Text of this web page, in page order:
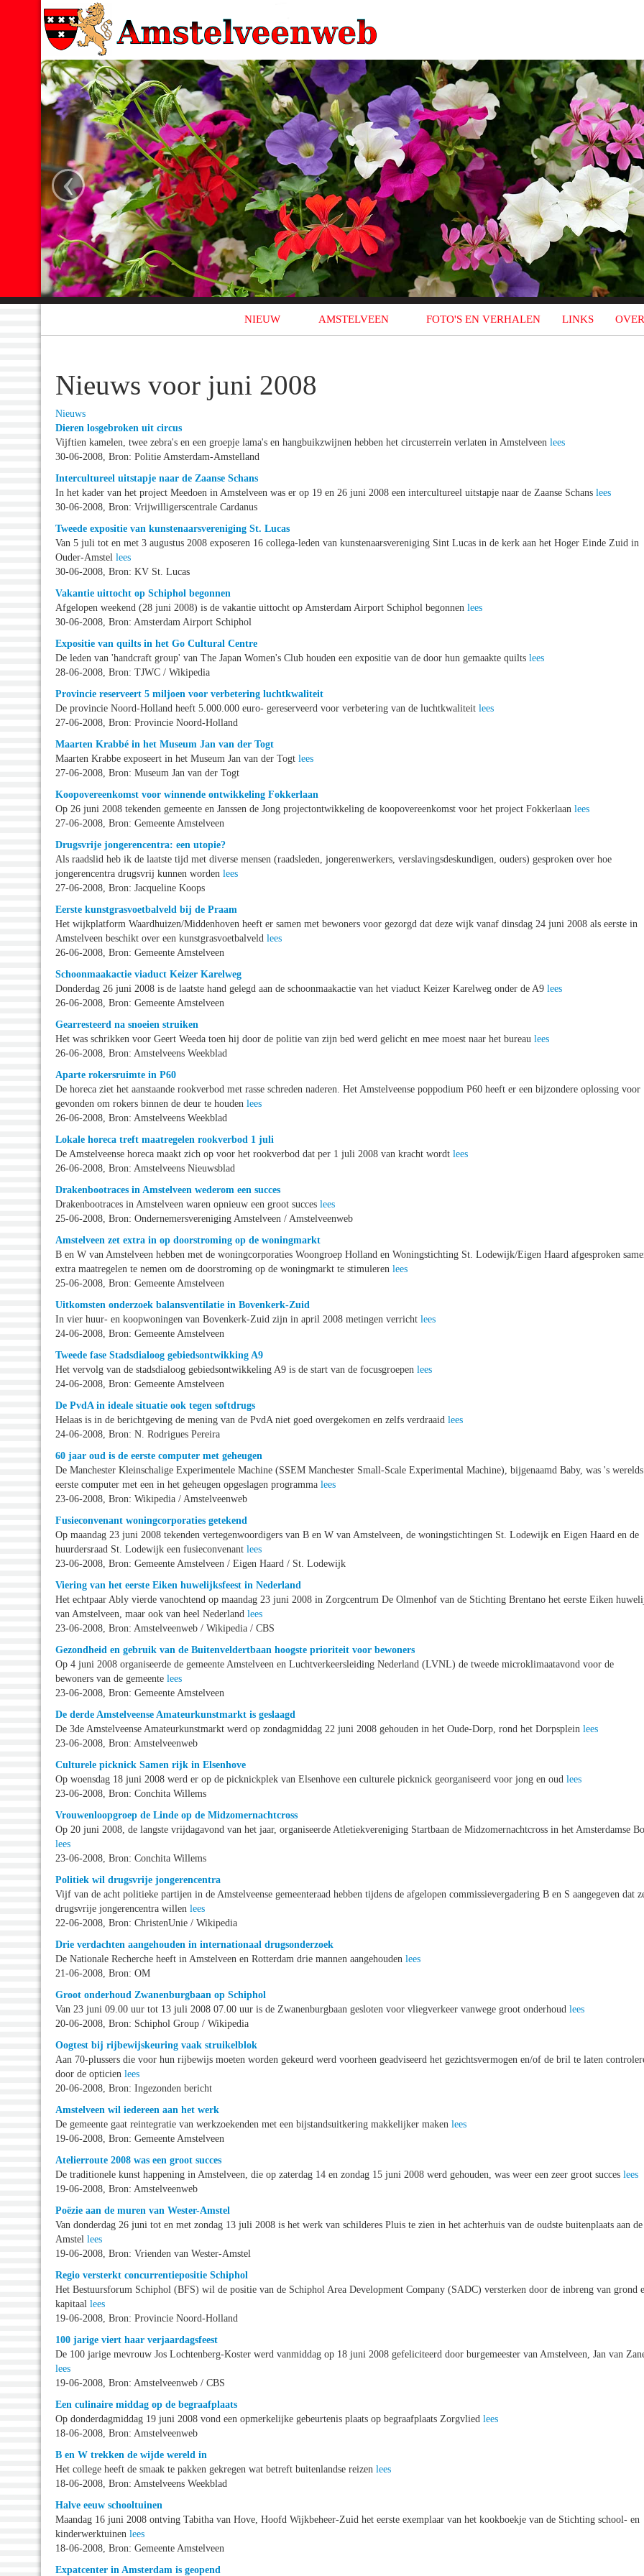
‹
NIEUW AMSTELVEEN FOTO'S EN VERHALEN LINKS
Nieuws voor juni 2008
Nieuws
Dieren losgebroken uit circus
Vijftien kamelen, twee zebra's en een groepje lama's en hangbuikzwijnen hebben het circusterrein verlaten in Amstelveen lees
30-06-2008, Bron: Politie Amsterdam-Amstelland
Intercultureel uitstapje naar de Zaanse Schans
In het kader van het project Meedoen in Amstelveen was er op 19 en 26 juni 2008 een intercultureel uitstapje naar de Zaanse Schans lees
30-06-2008, Bron: Vrijwilligerscentrale Cardanus
Tweede expositie van kunstenaarsvereniging St. Lucas
Van 5 juli tot en met 3 augustus 2008 exposeren 16 collega-leden van kunstenaarsvereniging Sint Lucas in de kerk aan het Hoger Einde Zuid in
Ouder-Amstel lees
30-06-2008, Bron: KV St. Lucas
Vakantie uittocht op Schiphol begonnen
Afgelopen weekend (28 juni 2008) is de vakantie uittocht op Amsterdam Airport Schiphol begonnen lees
30-06-2008, Bron: Amsterdam Airport Schiphol
Expositie van quilts in het Go Cultural Centre
De leden van 'handcraft group' van The Japan Women's Club houden een expositie van de door hun gemaakte quilts lees
28-06-2008, Bron: TJWC / Wikipedia
Provincie reserveert 5 miljoen voor verbetering luchtkwaliteit
De provincie Noord-Holland heeft 5.000.000 euro- gereserveerd voor verbetering van de luchtkwaliteit lees
27-06-2008, Bron: Provincie Noord-Holland
Maarten Krabbé in het Museum Jan van der Togt
Maarten Krabbe exposeert in het Museum Jan van der Togt lees
27-06-2008, Bron: Museum Jan van der Togt
Koopovereenkomst voor winnende ontwikkeling Fokkerlaan
Op 26 juni 2008 tekenden gemeente en Janssen de Jong projectontwikkeling de koopovereenkomst voor het project Fokkerlaan lees
27-06-2008, Bron: Gemeente Amstelveen
Drugsvrije jongerencentra: een utopie?
Als raadslid heb ik de laatste tijd met diverse mensen (raadsleden, jongerenwerkers, verslavingsdeskundigen, ouders) gesproken over hoe
jongerencentra drugsvrij kunnen worden lees
27-06-2008, Bron: Jacqueline Koops
Eerste kunstgrasvoetbalveld bij de Praam
Het wijkplatform Waardhuizen/Middenhoven heeft er samen met bewoners voor gezorgd dat deze wijk vanaf dinsdag 24 juni 2008 als eerste in
Amstelveen beschikt over een kunstgrasvoetbalveld lees
26-06-2008, Bron: Gemeente Amstelveen
Schoonmaakactie viaduct Keizer Karelweg
Donderdag 26 juni 2008 is de laatste hand gelegd aan de schoonmaakactie van het viaduct Keizer Karelweg onder de A9 lees
26-06-2008, Bron: Gemeente Amstelveen
Gearresteerd na snoeien struiken
Het was schrikken voor Geert Weeda toen hij door de politie van zijn bed werd gelicht en mee moest naar het bureau lees
26-06-2008, Bron: Amstelveens Weekblad
Aparte rokersruimte in P60
De horeca ziet het aanstaande rookverbod met rasse schreden naderen. Het Amstelveense poppodium P60 heeft er een bijzondere oplossing voor
gevonden om rokers binnen de deur te houden lees
26-06-2008, Bron: Amstelveens Weekblad
Lokale horeca treft maatregelen rookverbod 1 juli
De Amstelveense horeca maakt zich op voor het rookverbod dat per 1 juli 2008 van kracht wordt lees
26-06-2008, Bron: Amstelveens Nieuwsblad
Drakenbootraces in Amstelveen wederom een succes
Drakenbootraces in Amstelveen waren opnieuw een groot succes lees
25-06-2008, Bron: Ondernemersvereniging Amstelveen / Amstelveenweb
Amstelveen zet extra in op doorstroming op de woningmarkt
B en W van Amstelveen hebben met de woningcorporaties Woongroep Holland en Woningstichting St. Lodewijk/Eigen Haard afgesproken
extra maatregelen te nemen om de doorstroming op de woningmarkt te stimuleren lees
25-06-2008, Bron: Gemeente Amstelveen
Uitkomsten onderzoek balansventilatie in Bovenkerk-Zuid
In vier huur- en koopwoningen van Bovenkerk-Zuid zijn in april 2008 metingen verricht lees
24-06-2008, Bron: Gemeente Amstelveen
Tweede fase Stadsdialoog gebiedsontwikking A9
Het vervolg van de stadsdialoog gebiedsontwikkeling A9 is de start van de focusgroepen lees
24-06-2008, Bron: Gemeente Amstelveen
De PvdA in ideale situatie ook tegen softdrugs
Helaas is in de berichtgeving de mening van de PvdA niet goed overgekomen en zelfs verdraaid lees
24-06-2008, Bron: N. Rodrigues Pereira
60 jaar oud is de eerste computer met geheugen
De Manchester Kleinschalige Experimentele Machine (SSEM Manchester Small-Scale Experimental Machine), bijgenaamd Baby, was 's werelds
eerste computer met een in het geheugen opgeslagen programma lees
23-06-2008, Bron: Wikipedia / Amstelveenweb
Fusieconvenant woningcorporaties getekend
Op maandag 23 juni 2008 tekenden vertegenwoordigers van B en W van Amstelveen, de woningstichtingen St. Lodewijk en Eigen Haard en de
huurdersraad St. Lodewijk een fusieconvenant lees
23-06-2008, Bron: Gemeente Amstelveen / Eigen Haard / St. Lodewijk
Viering van het eerste Eiken huwelijksfeest in Nederland
Het echtpaar Ably vierde vanochtend op maandag 23 juni 2008 in Zorgcentrum De Olmenhof van de Stichting Brentano het eerste Eiken
van Amstelveen, maar ook van heel Nederland lees
23-06-2008, Bron: Amstelveenweb / Wikipedia / CBS
Gezondheid en gebruik van de Buitenveldertbaan hoogste prioriteit voor bewoners
Op 4 juni 2008 organiseerde de gemeente Amstelveen en Luchtverkeersleiding Nederland (LVNL) de tweede microklimaatavond voor de
bewoners van de gemeente lees
23-06-2008, Bron: Gemeente Amstelveen
De derde Amstelveense Amateurkunstmarkt is geslaagd
De 3de Amstelveense Amateurkunstmarkt werd op zondagmiddag 22 juni 2008 gehouden in het Oude-Dorp, rond het Dorpsplein lees
23-06-2008, Bron: Amstelveenweb
Culturele picknick Samen rijk in Elsenhove
Op woensdag 18 juni 2008 werd er op de picknickplek van Elsenhove een culturele picknick georganiseerd voor jong en oud lees
23-06-2008, Bron: Conchita Willems
Vrouwenloopgroep de Linde op de Midzomernachtcross
Op 20 juni 2008, de langste vrijdagavond van het jaar, organiseerde Atletiekvereniging Startbaan de Midzomernachtcross in het Amsterdamse
lees
23-06-2008, Bron: Conchita Willems
Politiek wil drugsvrije jongerencentra
Vijf van de acht politieke partijen in de Amstelveense gemeenteraad hebben tijdens de afgelopen commissievergadering B en S aangegeven dat
drugsvrije jongerencentra willen lees
22-06-2008, Bron: ChristenUnie / Wikipedia
Drie verdachten aangehouden in internationaal drugsonderzoek
De Nationale Recherche heeft in Amstelveen en Rotterdam drie mannen aangehouden lees
21-06-2008, Bron: OM
Groot onderhoud Zwanenburgbaan op Schiphol
Van 23 juni 09.00 uur tot 13 juli 2008 07.00 uur is de Zwanenburgbaan gesloten voor vliegverkeer vanwege groot onderhoud lees
20-06-2008, Bron: Schiphol Group / Wikipedia
Oogtest bij rijbewijskeuring vaak struikelblok
Aan 70-plussers die voor hun rijbewijs moeten worden gekeurd werd voorheen geadviseerd het gezichtsvermogen en/of de bril te laten
door de opticien lees
20-06-2008, Bron: Ingezonden bericht
Amstelveen wil iedereen aan het werk
De gemeente gaat reintegratie van werkzoekenden met een bijstandsuitkering makkelijker maken lees
19-06-2008, Bron: Gemeente Amstelveen
Atelierroute 2008 was een groot succes
De traditionele kunst happening in Amstelveen, die op zaterdag 14 en zondag 15 juni 2008 werd gehouden, was weer een zeer groot succes lees
19-06-2008, Bron: Amstelveenweb
Poëzie aan de muren van Wester-Amstel
Van donderdag 26 juni tot en met zondag 13 juli 2008 is het werk van schilderes Pluis te zien in het achterhuis van de oudste buitenplaats aan de
Amstel lees
19-06-2008, Bron: Vrienden van Wester-Amstel
Regio versterkt concurrentiepositie Schiphol
Het Bestuursforum Schiphol (BFS) wil de positie van de Schiphol Area Development Company (SADC) versterken door de inbreng van grond
kapitaal lees
19-06-2008, Bron: Provincie Noord-Holland
100 jarige viert haar verjaardagsfeest
De 100 jarige mevrouw Jos Lochtenberg-Koster werd vanmiddag op 18 juni 2008 gefeliciteerd door burgemeester van Amstelveen, Jan van
lees
19-06-2008, Bron: Amstelveenweb / CBS
Een culinaire middag op de begraafplaats
Op donderdagmiddag 19 juni 2008 vond een opmerkelijke gebeurtenis plaats op begraafplaats Zorgvlied lees
18-06-2008, Bron: Amstelveenweb
B en W trekken de wijde wereld in
Het college heeft de smaak te pakken gekregen wat betreft buitenlandse reizen lees
18-06-2008, Bron: Amstelveens Weekblad
Halve eeuw schooltuinen
Maandag 16 juni 2008 ontving Tabitha van Hove, Hoofd Wijkbeheer-Zuid het eerste exemplaar van het kookboekje van de Stichting school- en
kinderwerktuinen lees
18-06-2008, Bron: Gemeente Amstelveen
Expatcenter in Amsterdam is geopend